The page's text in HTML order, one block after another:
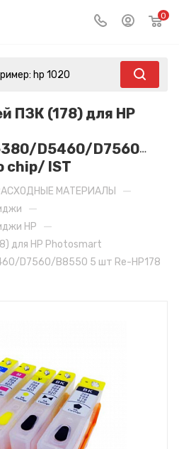
0
ПЗК (178) для HP
D5460/D7560/
chip/ IST
МАТЕРИАЛЫ —
—
HP —
для HP Photosmart
D7560/B8550 5 шт Re-HP178